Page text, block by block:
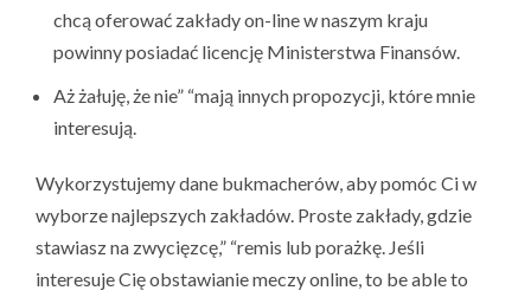
chcą oferować zakłady on-line w naszym kraju
powinny posiadać licencję Ministerstwa Finansów.
Aż żałuję, że nie” “mają innych propozycji, które mnie
interesują.
Wykorzystujemy dane bukmacherów, aby pomóc Ci w
wyborze najlepszych zakładów. Proste zakłady, gdzie
stawiasz na zwycięzcę,” “remis lub porażkę. Jeśli
interesuje Cię obstawianie meczy online, to be able to